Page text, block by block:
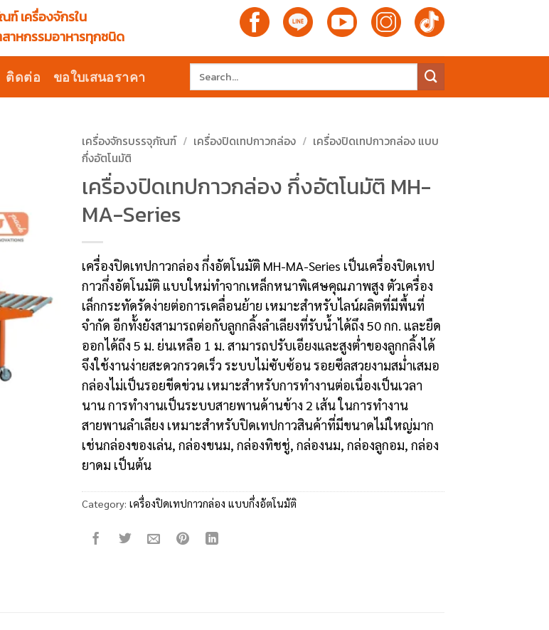
ฑ์ เครื่องจักรใน
าหกรรมอาหารทุกชนิด
ติดต่อ ขอใบเสนอราคา
Search
for:
เครื่องจักรบรรจุภัณฑ์ / เครื่องปิดเทปกาวกล่อง / เครื่องปิดเทปกาวกล่อง แบบ
กึ่งอัตโนมัติ
เครื่องปิดเทปกาวกล่อง กึ่งอัตโนมัติ MH-
MA-Series
เครื่องปิดเทปกาวกล่อง กึ่งอัตโนมัติ MH-MA-Series เป็นเครื่องปิดเทป
กาวกึ่งอัตโนมัติ แบบใหม่ทำจากเหล็กหนาพิเศษคุณภาพสูง ตัวเครื่อง
เล็กกระทัดรัดง่ายต่อการเคลื่อนย้าย เหมาะสำหรับไลน์ผลิตที่มีพื้นที่
จำกัด อีกทั้งยังสามารถต่อกับลูกกลิ้งลำเลียงที่รับน้ำได้ถึง 50 กก. และยืด
ออกได้ถึง 5 ม. ย่นเหลือ 1 ม. สามารถปรับเอียงและสูงต่ำของลูกกลิ้งได้
จึงใช้งานง่ายสะดวกรวดเร็ว ระบบไม่ซับซ้อน รอยซีลสวยงามสม่ำเสมอ
กล่องไม่เป็นรอยขีดข่วน เหมาะสำหรับการทำงานต่อเนื่องเป็นเวลา
นาน การทำงานเป็นระบบสายพานด้านข้าง 2 เส้น ในการทำงาน
สายพานลำเลียง เหมาะสำหรับปิดเทปกาวสินค้าที่มีขนาดไม่ใหญ่มาก
เช่นกล่องของเล่น, กล่องขนม, กล่องทิชชู่, กล่องนม, กล่องลูกอม, กล่อง
ยาดม เป็นต้น
Category: เครื่องปิดเทปกาวกล่อง แบบกึ่งอัตโนมัติ